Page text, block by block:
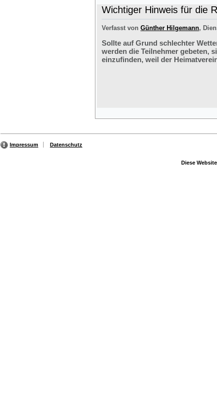
Wichtiger Hinweis für die
Verfasst von Günther Hilgemann,
Sollte auf Grund schlechter
werden die Teilnehmer gebeten,
einzufinden, weil der
Impressum Datenschutz
Diese